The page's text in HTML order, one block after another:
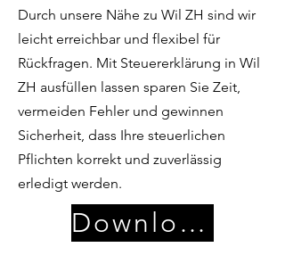
Durch unsere Nähe zu Wil ZH sind wir
leicht erreichbar und flexibel für
Rückfragen. Mit Steuererklärung in Wil
ZH ausfüllen lassen sparen Sie Zeit,
vermeiden Fehler und gewinnen
Sicherheit, dass Ihre steuerlichen
Pflichten korrekt und zuverlässig
erledigt werden.
Download